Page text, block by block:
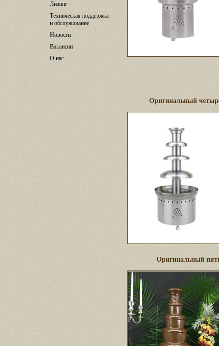
Лизинг
Техническая поддержка
и обслуживание
Новости
Вакансии
О нас
Оригинальный
Оригинальный